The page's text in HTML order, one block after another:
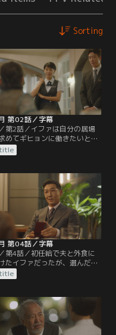
Sorting
第02話／字幕
第2話／イファは自分の居場
めてギヒョンに働きたいと話
ヒョンの理解を得られないま
行で働くことになったイファ
当になる。最初に訪れた家の
ーパーで助けた老女と分か
ファはいきなり大口の契約を
ける。
第04話／字幕
第4話／初任給で夫と外食に
たイファだったが、選んだ店
ゼントの時計もギヒョンに見
る。その帰り道、イファは自
会う。自分たちの出会いを“事
と言うミンジェから、自分の
見に来てほしいとチケットを
るが…。